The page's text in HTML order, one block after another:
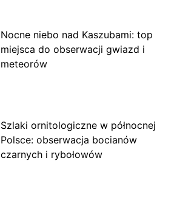
Nocne niebo nad Kaszubami: top
miejsca do obserwacji gwiazd i
meteorów
Szlaki ornitologiczne w północnej
Polsce: obserwacja bocianów
czarnych i rybołowów